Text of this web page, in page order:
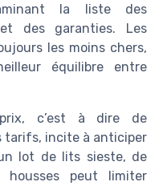
la liste des
des garanties. Les
les moins chers,
équilibre entre
c’est à dire de
tarifs, incite à anticiper
lot de lits sieste, de
peut limiter